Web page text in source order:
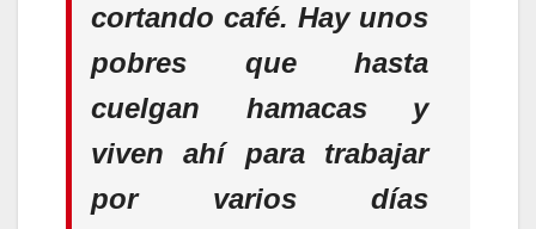
cortando café. Hay unos
pobres que hasta
cuelgan hamacas y
viven ahí para trabajar
por varios días